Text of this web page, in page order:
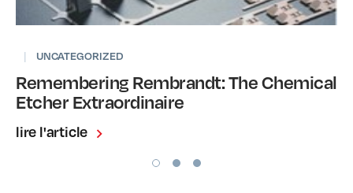
| UNCATEGORIZED
Remembering Rembrandt: The Chemical
Etcher Extraordinaire
lire l'article